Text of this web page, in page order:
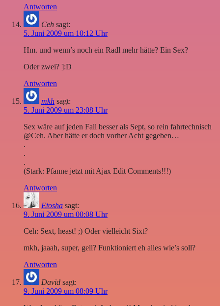
Antworten
Ceh sagt:
5. Juni 2009 um 10:12 Uhr
Hm. und wenn’s noch ein Radl mehr hätte? Ein Sex?
Oder zwei? ]:D
Antworten
mkh sagt:
5. Juni 2009 um 23:08 Uhr
Sex wäre auf jeden Fall besser als Sept, so rein fahrtechnisch
@Ceh. Aber hätte er doch vorher Acht gegeben…
.
.
.
(Stark: Pfanne jetzt mit Ajax Edit Comments!!!)
Antworten
Etosha sagt:
9. Juni 2009 um 00:08 Uhr
Ceh: Sext, heast! ;) Oder vielleicht Sixt?
mkh, jaaah, super, gell? Funktioniert eh alles wie’s soll?
Antworten
David sagt:
9. Juni 2009 um 08:09 Uhr